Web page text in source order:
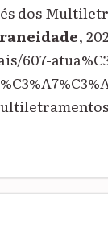
dos
,
607-